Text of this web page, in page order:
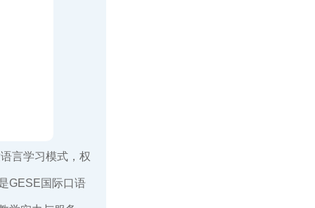
言学习模式，权
GESE国际口语